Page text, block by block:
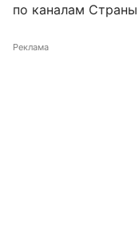
по каналам
Реклама